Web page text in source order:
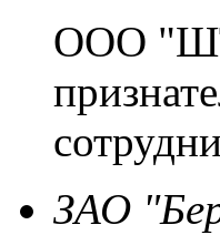
ООО
ЗАО